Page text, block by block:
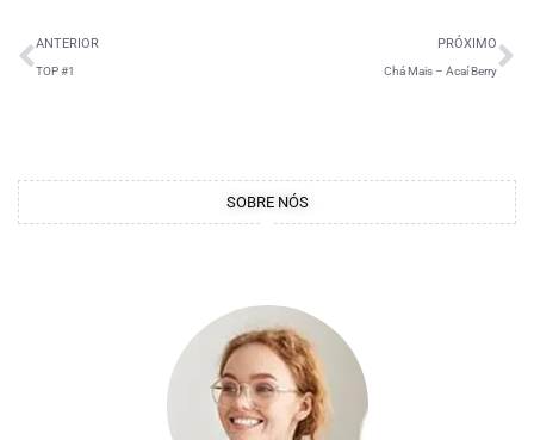
ANTERIOR
TOP #1
PRÓXIMO
Chá Mais – Acaí Berry
SOBRE NÓS